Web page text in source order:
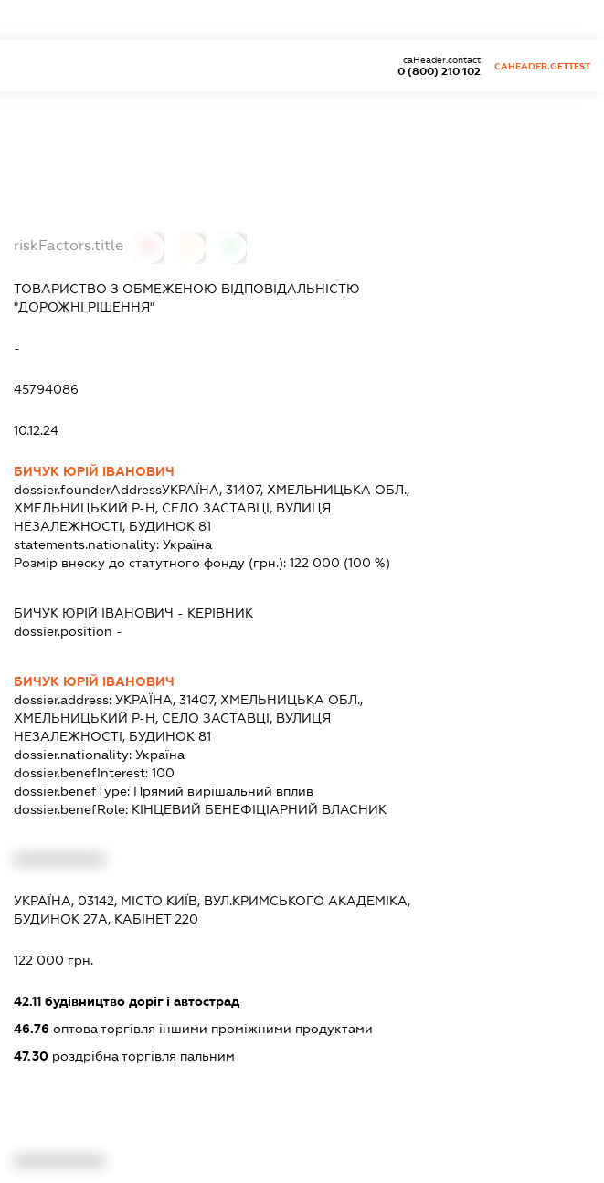
0 (800) 210 102
caHeader.contact
CAHEADER.GETTEST
riskFactors.title
ТОВАРИСТВО З ОБМЕЖЕНОЮ ВІДПОВІДАЛЬНІСТЮ
"ДОРОЖНІ РІШЕННЯ"
-
45794086
10.12.24
БИЧУК ЮРІЙ ІВАНОВИЧ
dossier.founderAddressУКРАЇНА, 31407, ХМЕЛЬНИЦЬКА ОБЛ.,
ХМЕЛЬНИЦЬКИЙ Р-Н, СЕЛО ЗАСТАВЦІ, ВУЛИЦЯ
НЕЗАЛЕЖНОСТІ, БУДИНОК 81
statements.nationality: Україна
Розмір внеску до статутного фонду (грн.): 122 000 (100 %)
БИЧУК ЮРІЙ ІВАНОВИЧ - КЕРІВНИК
dossier.position -
БИЧУК ЮРІЙ ІВАНОВИЧ
dossier.address: УКРАЇНА, 31407, ХМЕЛЬНИЦЬКА ОБЛ.,
ХМЕЛЬНИЦЬКИЙ Р-Н, СЕЛО ЗАСТАВЦІ, ВУЛИЦЯ
НЕЗАЛЕЖНОСТІ, БУДИНОК 81
dossier.nationality: Україна
dossier.benefInterest: 100
dossier.benefType: Прямий вирішальний вплив
dossier.benefRole: КІНЦЕВИЙ БЕНЕФІЦІАРНИЙ ВЛАСНИК
УКРАЇНА, 03142, МІСТО КИЇВ, ВУЛ.КРИМСЬКОГО АКАДЕМІКА,
БУДИНОК 27А, КАБІНЕТ 220
122 000 грн.
42.11будівництво доріг і автострад
46.76оптова торгівля іншими проміжними продуктами
47.30роздрібна торгівля пальним